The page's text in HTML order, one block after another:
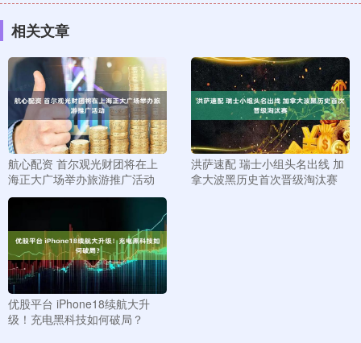
相关文章
航心配资 首尔观光财团将在上
海正大广场举办旅游推广活动
洪萨速配 瑞士小组头名出线 加
拿大波黑历史首次晋级淘汰赛
优股平台 iPhone18续航大升
级！充电黑科技如何破局？